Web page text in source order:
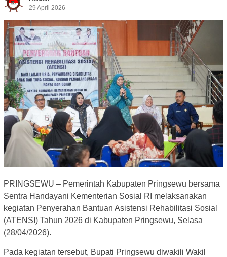
29 April 2026
PRINGSEWU – Pemerintah Kabupaten Pringsewu bersama
Sentra Handayani Kementerian Sosial RI melaksanakan
kegiatan Penyerahan Bantuan Asistensi Rehabilitasi Sosial
(ATENSI) Tahun 2026 di Kabupaten Pringsewu, Selasa
(28/04/2026).
Pada kegiatan tersebut, Bupati Pringsewu diwakili Wakil